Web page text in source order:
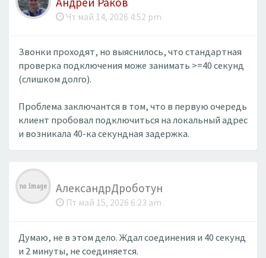
Чт май 14, 2026 4:52 pm
Звонки проходят, но выяснилось, что стандартная
проверка подключения може занимать >=40 секунд
(слишком долго).
Проблема заключантся в том, что в первую очередь
клиент пробовал подключиться на локальный адрес
и возникала 40-ка секундная задержка.
АлександрДроботун
Пт май 15, 2026 6:23 am
Думаю, не в этом дело. Ждал соединения и 40 секунд
и 2 минуты, не соединяется.